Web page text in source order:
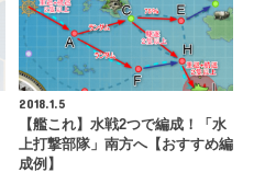
2018.1.5
【艦これ】水戦2つで編成！「水
上打撃部隊」南方へ【おすすめ編
成例】